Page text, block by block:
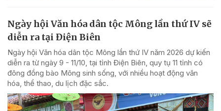
Ngày hội Văn hóa dân tộc Mông lần thứ IV sẽ
diễn ra tại Điện Biên
Ngày hội Văn hóa dân tộc Mông lần thứ IV năm 2026 dự kiến
diễn ra từ ngày 9 - 11/10, tại tỉnh Điện Biên, quy tụ 11 tỉnh có
đông đồng bào Mông sinh sống, với nhiều hoạt động văn
hóa, thể thao, du lịch đặc sắc.